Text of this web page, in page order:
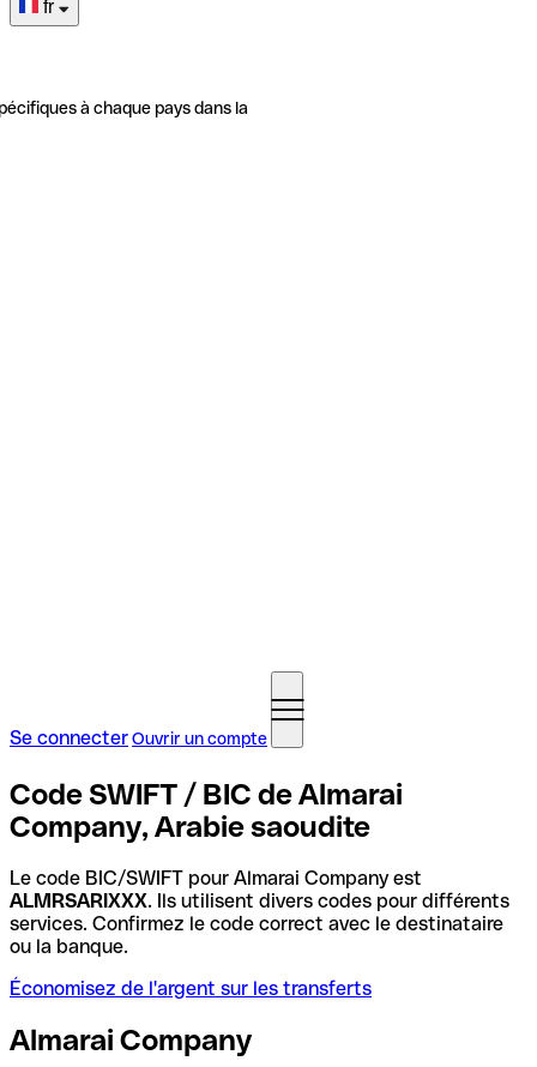
fr
à chaque pays dans la
Se connecterOuvrir un compte
Code SWIFT / BIC de Almarai
Company, Arabie saoudite
Le code BIC/SWIFT pour Almarai Company est
ALMRSARIXXX. Ils utilisent divers codes pour différents
services. Confirmez le code correct avec le destinataire
ou la banque.
Économisez de l'argent sur les transferts
Almarai Company